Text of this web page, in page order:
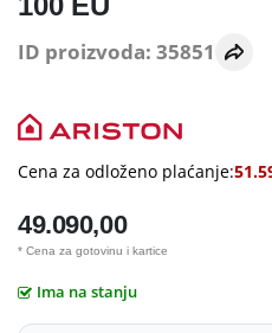
ID proizvoda: 35851
Cena za odloženo plaćanje:
49.090,00
* Cena za gotovinu i kartice
Ima na stanju